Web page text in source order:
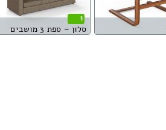
1
סלון – ספת 3 מושבים